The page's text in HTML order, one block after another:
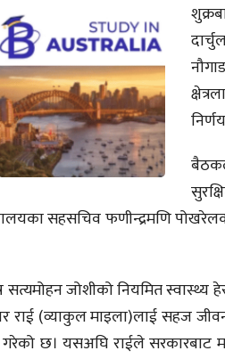
सहसचिव फणीन्द्रमणि
जोशीको नियमित स्वास्थ्य
राई (व्याकुल माइला)लाई सहज
छ। यसअघि राईले सरकारबाट